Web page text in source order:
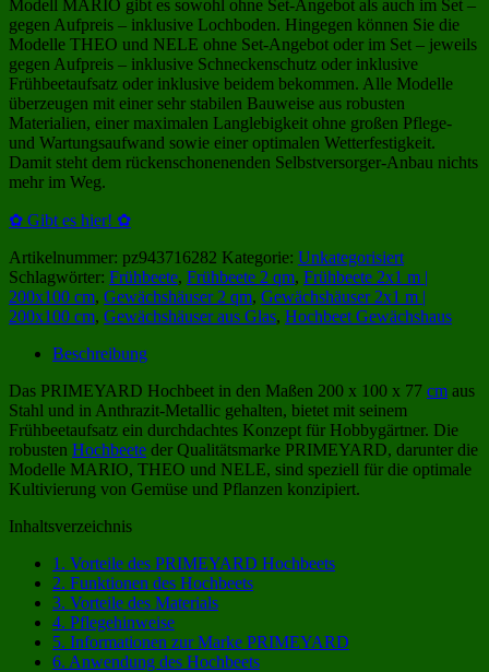
Modell MARIO gibt es sowohl ohne Set-Angebot als auch im Set –
gegen Aufpreis – inklusive Lochboden. Hingegen können Sie die
Modelle THEO und NELE ohne Set-Angebot oder im Set – jeweils
gegen Aufpreis – inklusive Schneckenschutz oder inklusive
Frühbeetaufsatz oder inklusive beidem bekommen. Alle Modelle
überzeugen mit einer sehr stabilen Bauweise aus robusten
Materialien, einer maximalen Langlebigkeit ohne großen Pflege-
und Wartungsaufwand sowie einer optimalen Wetterfestigkeit.
Damit steht dem rückenschonenenden Selbstversorger-Anbau nichts
mehr im Weg.
✿ Gibt es hier! ✿
Artikelnummer: pz943716282 Kategorie: Unkategorisiert
Schlagwörter: Frühbeete, Frühbeete 2 qm, Frühbeete 2x1 m |
200x100 cm, Gewächshäuser 2 qm, Gewächshäuser 2x1 m |
200x100 cm, Gewächshäuser aus Glas, Hochbeet Gewächshaus
Beschreibung
Das PRIMEYARD Hochbeet in den Maßen 200 x 100 x 77 cm aus
Stahl und in Anthrazit-Metallic gehalten, bietet mit seinem
Frühbeetaufsatz ein durchdachtes Konzept für Hobbygärtner. Die
robusten Hochbeete der Qualitätsmarke PRIMEYARD, darunter die
Modelle MARIO, THEO und NELE, sind speziell für die optimale
Kultivierung von Gemüse und Pflanzen konzipiert.
Inhaltsverzeichnis
1. Vorteile des PRIMEYARD Hochbeets
2. Funktionen des Hochbeets
3. Vorteile des Materials
4. Pflegehinweise
5. Informationen zur Marke PRIMEYARD
6. Anwendung des Hochbeets